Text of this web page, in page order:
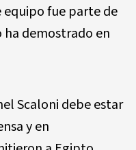
equipo fue parte de
ha demostrado en
Scaloni debe estar
y en